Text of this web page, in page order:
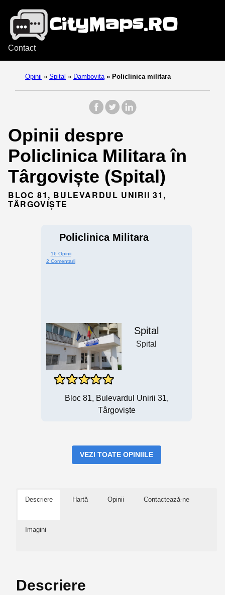
Contact
Opinii » Spital » Dambovita » Policlinica militara
Opinii despre
Policlinica Militara în
Târgoviște (Spital)
BLOC 81, BULEVARDUL UNIRII 31,
TÂRGOVIȘTE
Policlinica Militara
16 Opinii
2 Comentarii
Spital
Spital
Bloc 81, Bulevardul Unirii 31,
Târgoviște
VEZI TOATE OPINIILE
Descriere Hartă Opinii Contactează-ne
Imagini
Descriere